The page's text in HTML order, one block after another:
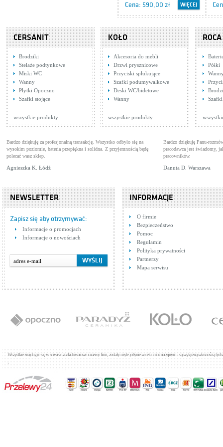
Cena: 590,00 zł WIĘCEJ
Tres Monoclasic 1900
Cena: 521,00 zł WIĘCEJ
Baterie bidetowe
Cena: 405,00 zł
Tres Styl 1.43.103
CERSANIT
Brodziki
Stelaże podtynkowe
Miski WC
Wanny
Płytki Opoczno
Szafki stojące
wszystkie produkty
KOŁO
Akcesoria do mebli
Drzwi prysznicowe
Przyciski spłukujące
Szafki podumywalkowe
Deski WC/bidetowe
Wanny
wszystkie produkty
ROCA
Półki
Szafki
Bardzo dziękuję za profesjonalną transakcję. Wszystko odbyło się na
wysokim poziomie, bateria przepiękna i solidna. Z przyjemnością będę
polecać wasz sklep.
Agnieszka K. Łódź
Bardzo dziękuję Panu-
pracodawca jest świadomy,
pracowników.
Danuta D. Warszawa
NEWSLETTER
Zapisz się aby otrzymywać:
Informacje o promocjach
Informacje o nowościach
INFORMACJE
O firmie
Bezpieczeństwo
Pomoc
Regulamin
Polityka prywatności
Partnerzy
Mapa serwisu
Wszystkie znajdujące się w serwisie znaki towarowe i nazwy firm, zostały użyte jedynie w celu informacyjnym i są wyłączną własnością